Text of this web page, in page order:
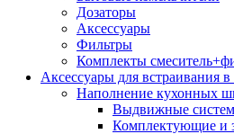
Дозаторы
Аксессуары
Фильтры
Комплекты
Аксессуары для встраивания в
Наполнение кухонных
Выдвижные
Комплектующие и